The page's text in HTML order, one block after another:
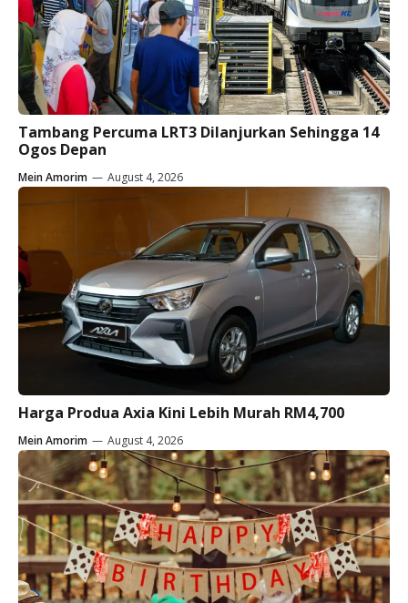
Tambang Percuma LRT3 Dilanjurkan Sehingga 14
Ogos Depan
Mein Amorim — August 4, 2026
Harga Produa Axia Kini Lebih Murah RM4,700
Mein Amorim — August 4, 2026